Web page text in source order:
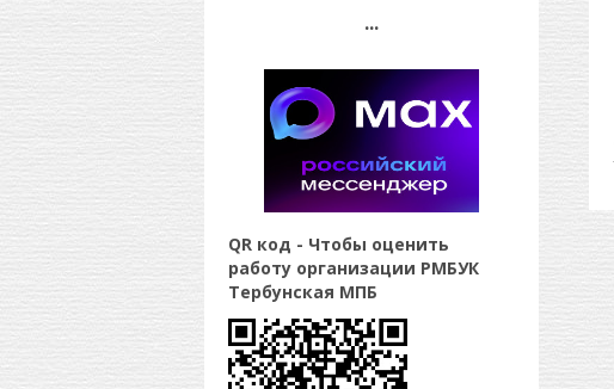
...
QR код - Чтобы оценить
работу организации РМБУК
Тербунская МПБ